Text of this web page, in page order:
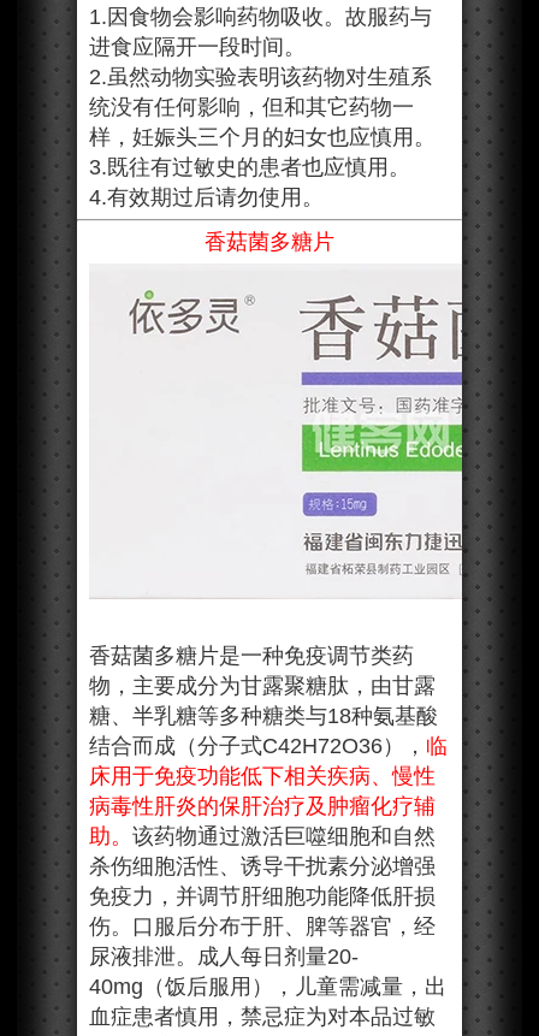
1.因食物会影响药物吸收。故服药与
进食应隔开一段时间。
2.虽然动物实验表明该药物对生殖系
统没有任何影响，但和其它药物一
样，妊娠头三个月的妇女也应慎用。
3.既往有过敏史的患者也应慎用。
4.有效期过后请勿使用。
香菇菌多糖片
香菇菌多糖片是一种免疫调节类药
物，主要成分为甘露聚糖肽，由甘露
糖、半乳糖等多种糖类与18种氨基酸
结合而成（分子式C42H72O36）， 临
床用于免疫功能低下相关疾病、慢性
病毒性肝炎的保肝治疗及肿瘤化疗辅
助。 该药物通过激活巨噬细胞和自然
杀伤细胞活性、诱导干扰素分泌增强
免疫力，并调节肝细胞功能降低肝损
伤。口服后分布于肝、脾等器官，经
尿液排泄。成人每日剂量20-
40mg（饭后服用），儿童需减量，出
血症患者慎用，禁忌症为对本品过敏